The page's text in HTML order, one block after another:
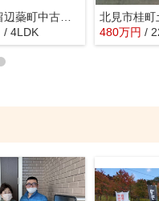
北見市留辺蘂町中古住宅
/ 4LDK
北見市桂町
480万円 /